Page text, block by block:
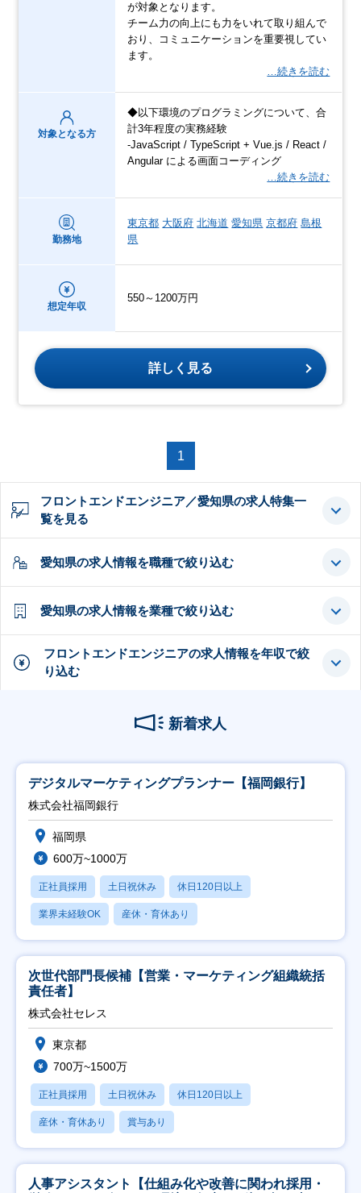
が対象となります。
チーム力の向上にも力をいれて取り組んで
おり、コミュニケーションを重要視してい
ます。
…続きを読む
対象となる方
◆以下環境のプログラミングについて、合
計3年程度の実務経験
-JavaScript / TypeScript + Vue.js / React /
Angular による画面コーディング
…続きを読む
勤務地
東京都 大阪府 北海道 愛知県 京都府 島根
県
想定年収
550～1200万円
詳しく見る
1
フロントエンドエンジニア／愛知県の求人特集一
覧を見る
愛知県の求人情報を職種で絞り込む
愛知県の求人情報を業種で絞り込む
フロントエンドエンジニアの求人情報を年収で絞
り込む
新着求人
デジタルマーケティングプランナー【福岡銀行】
株式会社福岡銀行
福岡県
600万~1000万
正社員採用 土日祝休み 休日120日以上
業界未経験OK 産休・育休あり
次世代部門長候補【営業・マーケティング組織統括
責任者】
株式会社セレス
東京都
700万~1500万
正社員採用 土日祝休み 休日120日以上
産休・育休あり 賞与あり
人事アシスタント【仕組み化や改善に関われ採用・